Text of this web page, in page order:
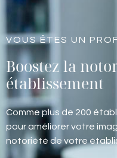
VOUS ÊTES UN
Boostez la
établissement
Comme plus de 200
pour améliorer votre
notoriété de votre